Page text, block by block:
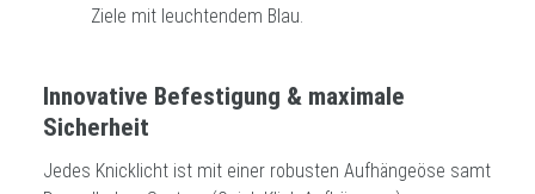
Ziele mit leuchtendem Blau.
Innovative Befestigung & maximale
Sicherheit
Jedes Knicklicht ist mit einer robusten Aufhängeöse samt